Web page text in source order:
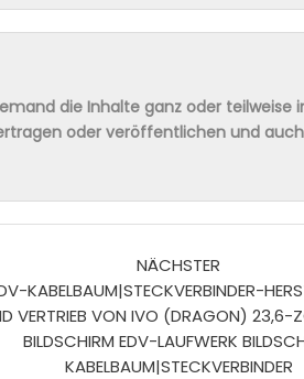
die Inhalte ganz oder teilweise
oder veröffentlichen und
NÄCHSTER
KABELBAUM|STECKVERBINDER-
VERTRIEB VON IVO (DRAGON) 23,6-
BILDSCHIRM EDV-LAUFWERK
KABELBAUM|STECKVERBINDER